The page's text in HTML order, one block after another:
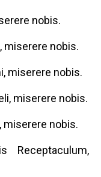
nobis.
miserere nobis.
miserere nobis.
miserere nobis.
miserere nobis.
Receptaculum,